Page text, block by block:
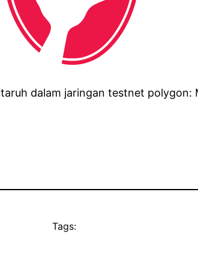
dalam jaringan testnet polygon:
Tags: